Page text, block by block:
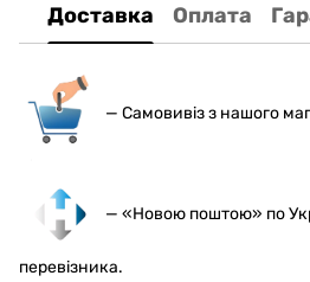
Доставка Оплата
— Самовивіз з нашого
— «Новою поштою» по
перевізника.